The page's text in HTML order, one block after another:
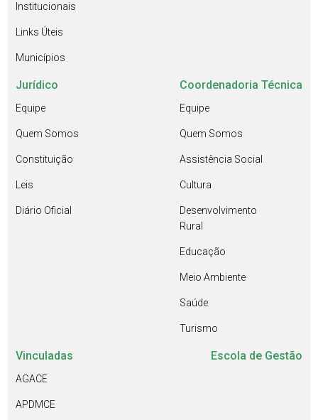
Institucionais
Links Úteis
Municípios
Jurídico
Equipe
Quem Somos
Constituição
Leis
Diário Oficial
Coordenadoria Técnica
Equipe
Quem Somos
Assistência Social
Cultura
Desenvolvimento
Rural
Educação
Meio Ambiente
Saúde
Turismo
Vinculadas
AGACE
APDMCE
Escola de Gestão